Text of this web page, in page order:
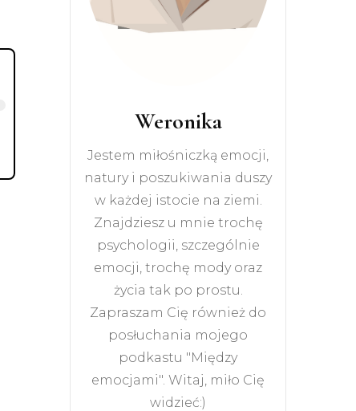
Weronika
Jestem miłośniczką emocji,
natury i poszukiwania duszy
w każdej istocie na ziemi.
Znajdziesz u mnie trochę
psychologii, szczególnie
emocji, trochę mody oraz
życia tak po prostu.
Zapraszam Cię również do
posłuchania mojego
podkastu "Między
emocjami". Witaj, miło Cię
widzieć:)